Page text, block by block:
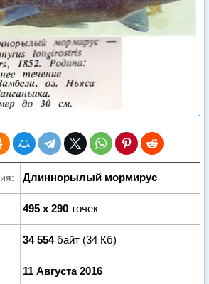
Длиннорылый мормирус
495 x 290 точек
34 554байт (34 Кб)
11 Августа 2016